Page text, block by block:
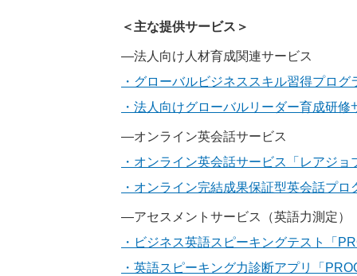
＜主な提供サービス＞
―法人向け人材育成関連サービス
・グローバルビジネススキル習得プロ
・法人向けグローバルリーダー育成研修
―オンライン英会話サービス
・オンライン英会話サービス「レアジョ
・オンライン完結成果保証型英会話プ
―アセスメントサービス（英語力測定）
・ビジネス英語スピーキングテスト「
・英語スピーキング力診断アプリ「